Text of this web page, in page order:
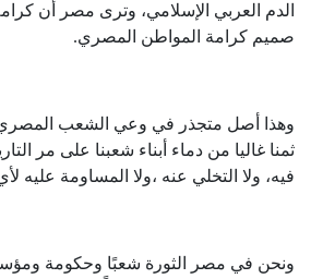
الدم العربي الإسلامي، وترى مصر أن
صميم كرامة المواطن المصري.
وهذا أصل متجذر في وعي الشعب المصري
ثمنا غاليا من دماء أبناء شعبنا على مر
فيه، ولا التخلي عنه ،ولا المساومة
ونحن في مصر الثورة شعبًا وحكومة